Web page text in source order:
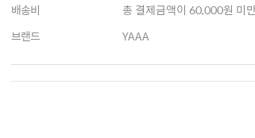
배송비
총 결제금액이 60,000원 미
브랜드
YAAA